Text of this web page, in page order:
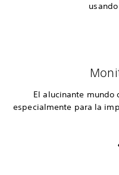
El alucinante mundo
especialmente para la